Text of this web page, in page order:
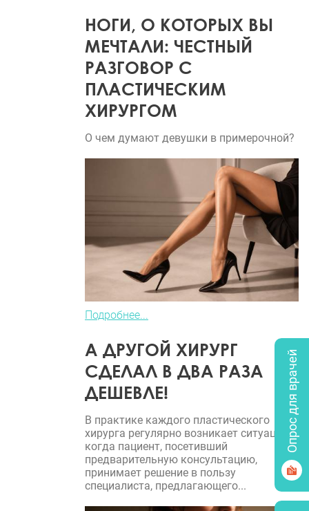
НОГИ, О КОТОРЫХ ВЫ
МЕЧТАЛИ: ЧЕСТНЫЙ
РАЗГОВОР С
ПЛАСТИЧЕСКИМ
ХИРУРГОМ
О чем думают девушки в примерочной?
Подробнее...
А ДРУГОЙ ХИРУРГ
СДЕЛАЛ В ДВА РАЗА
ДЕШЕВЛЕ!
В практике каждого пластического
хирурга регулярно возникает ситуация,
когда пациент, посетивший
предварительную консультацию,
принимает решение в пользу
специалиста, предлагающего...
Опрос для врачей